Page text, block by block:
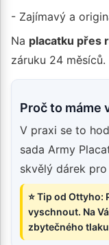
- Zajímavý a
Na placatku přes
záruku 24 měsíců.
Proč to máme
V praxi se to
sada Army
skvělý dárek
⭐ Tip od
vyschnout. Na
zbytečného